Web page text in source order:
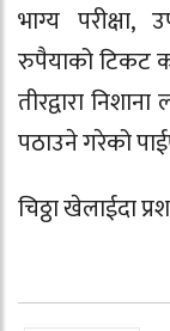
भाग्य परीक्षा,
रुपैयाको टिकट
तीरद्वारा
पठाउने गरेको
चिठ्ठा खेलाईदा